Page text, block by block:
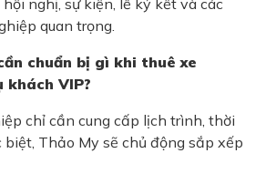
nghị, sự kiện, lễ ký kết và các
quan trọng.
chuẩn bị gì khi thuê xe
khách VIP?
chỉ cần cung cấp lịch trình, thời
biệt, Thảo My sẽ chủ động sắp xếp